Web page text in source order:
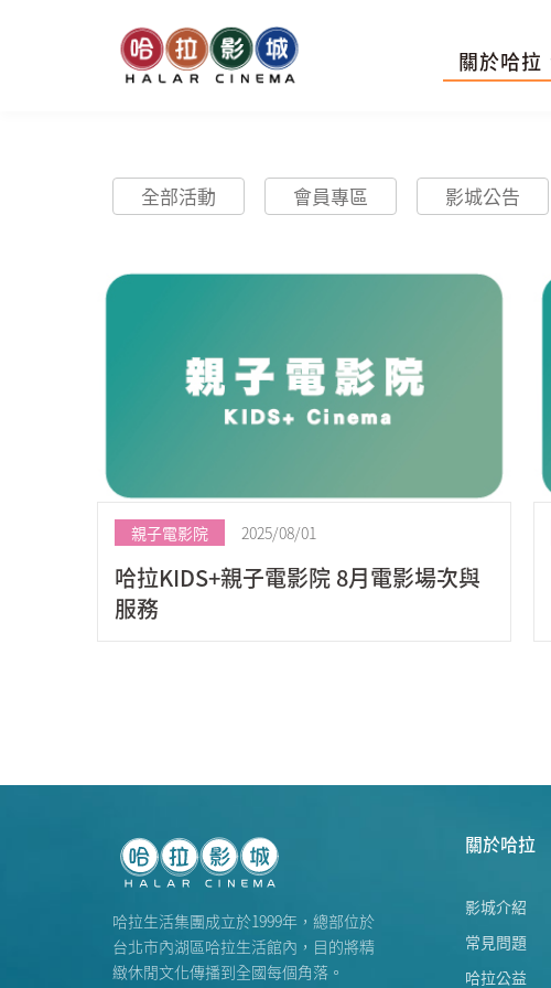
關於哈拉
全部活動 會員專區 影城公告
親子電影院 2025/08/01
哈拉KIDS+親子電影院 8月電影場次與
服務
哈拉生活集團成立於1999年，總部位於
台北市內湖區哈拉生活館內，目的將精
緻休閒文化傳播到全國每個角落。
關於哈拉
影城介紹
常見問題
哈拉公益